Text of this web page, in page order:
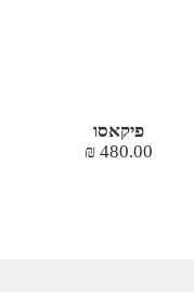
פיקאסו
480.00
₪